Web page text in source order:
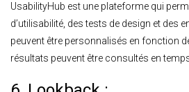
UsabilityHub est une plateforme qui
d’utilisabilité, des tests de design et des
peuvent être personnalisés en fonction
résultats peuvent être consultés en